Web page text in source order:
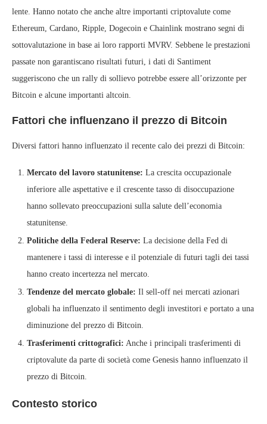
lente. Hanno notato che anche altre importanti criptovalute come
Ethereum, Cardano, Ripple, Dogecoin e Chainlink mostrano segni di
sottovalutazione in base ai loro rapporti MVRV. Sebbene le prestazioni
passate non garantiscano risultati futuri, i dati di Santiment
suggeriscono che un rally di sollievo potrebbe essere all’orizzonte per
Bitcoin e alcune importanti altcoin.
Fattori che influenzano il prezzo di Bitcoin
Diversi fattori hanno influenzato il recente calo dei prezzi di Bitcoin:
Mercato del lavoro statunitense: La crescita occupazionale
inferiore alle aspettative e il crescente tasso di disoccupazione
hanno sollevato preoccupazioni sulla salute dell’economia
statunitense.
Politiche della Federal Reserve: La decisione della Fed di
mantenere i tassi di interesse e il potenziale di futuri tagli dei tassi
hanno creato incertezza nel mercato.
Tendenze del mercato globale: Il sell-off nei mercati azionari
globali ha influenzato il sentimento degli investitori e portato a una
diminuzione del prezzo di Bitcoin.
Trasferimenti crittografici: Anche i principali trasferimenti di
criptovalute da parte di società come Genesis hanno influenzato il
prezzo di Bitcoin.
Contesto storico